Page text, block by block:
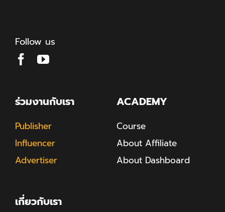
Follow us
ร่วมงานกับเรา
Publisher
Influencer
Advertiser
ACADEMY
Course
About Affiliate
About Dashboard
เกี่ยวกับเรา